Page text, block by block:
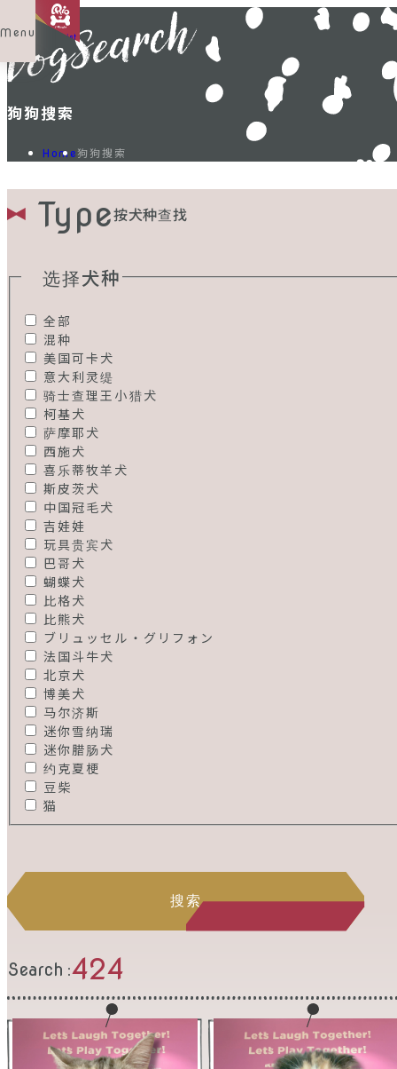
Menu Shop List
狗狗搜索
Home 狗狗搜索
Type按犬种查找
选择犬种
全部
混种
美国可卡犬
意大利灵缇
骑士查理王小猎犬
柯基犬
萨摩耶犬
西施犬
喜乐蒂牧羊犬
斯皮茨犬
中国冠毛犬
吉娃娃
玩具贵宾犬
巴哥犬
蝴蝶犬
比格犬
比熊犬
ブリュッセル・グリフォン
法国斗牛犬
北京犬
博美犬
马尔济斯
迷你雪纳瑞
迷你腊肠犬
约克夏梗
豆柴
猫
搜索
Search 424